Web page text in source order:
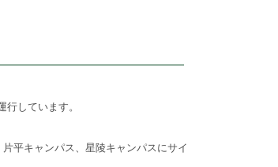
しています。
平キャンパス、星陵キャンパスにサイ